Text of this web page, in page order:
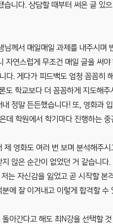
습니다. 상담할 때부터 써온 글 있
님께서 매일매일 과제를 내주시며
자연스럽게 무조건 매일 글을 써
다. 게다가 피드백도 엄청 꼼꼼히
도 학교보다 더 꼼꼼하게 지도해
정말 든든했습니다! 또, 영화과
데 학원에서 학기마다 진행하는
제 영화도 여러 번 보며 분석해주
지 않은 순간이 없었던 거 같습니
는 자신감을 잃었고 곧 시작할
에 잘 이겨내고 이렇게 합격할 수
아간다고 해도 최N강을 선택할